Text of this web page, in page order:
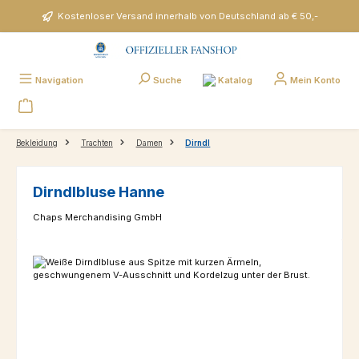
Zum Hauptinhalt springenKostenloser Versand innerhalb von Deutschland ab € 50,-
Navigation Suche Katalog Mein Konto
Bekleidung Trachten Damen Dirndl
Dirndlbluse Hanne
Chaps Merchandising GmbH
Bildergalerie überspringen